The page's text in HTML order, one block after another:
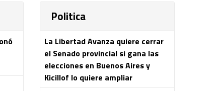
Politica
La Libertad Avanza quiere cerrar
el Senado provincial si gana las
elecciones en Buenos Aires y
Kicillof lo quiere ampliar